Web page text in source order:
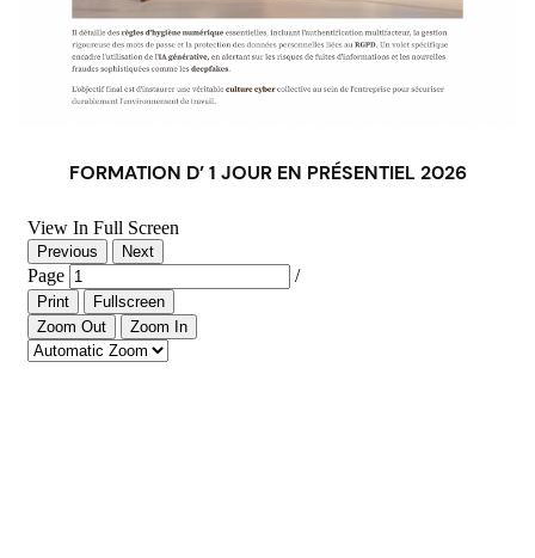
FORMATION D’ 1 JOUR EN PRÉSENTIEL 2026